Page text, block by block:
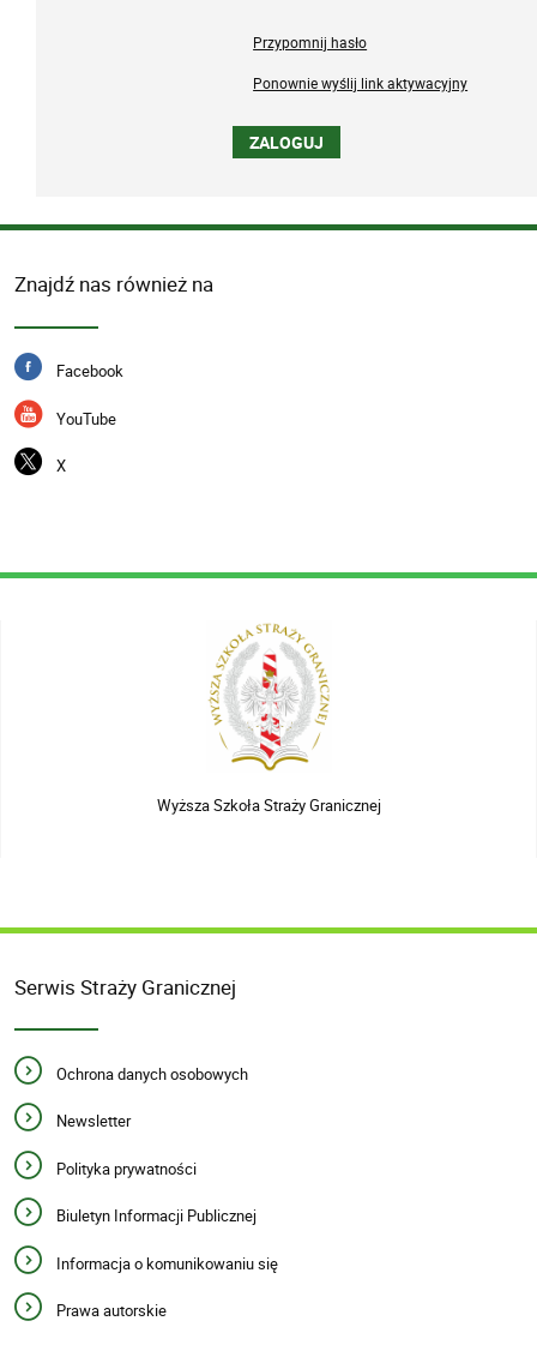
Przypomnij hasło
Ponownie wyślij link aktywacyjny
Znajdź nas również na
Facebook
YouTube
X
Wyższa Szkoła Straży Granicznej
Serwis Straży Granicznej
Ochrona danych osobowych
Newsletter
Polityka prywatności
Biuletyn Informacji Publicznej
Informacja o komunikowaniu się
Prawa autorskie